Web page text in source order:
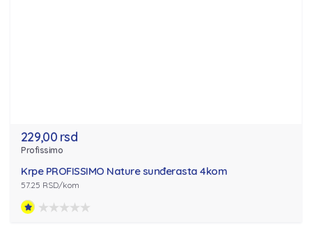
229,00 rsd
Profissimo
Krpe PROFISSIMO Nature sunđerasta 4kom
57.25 RSD/kom